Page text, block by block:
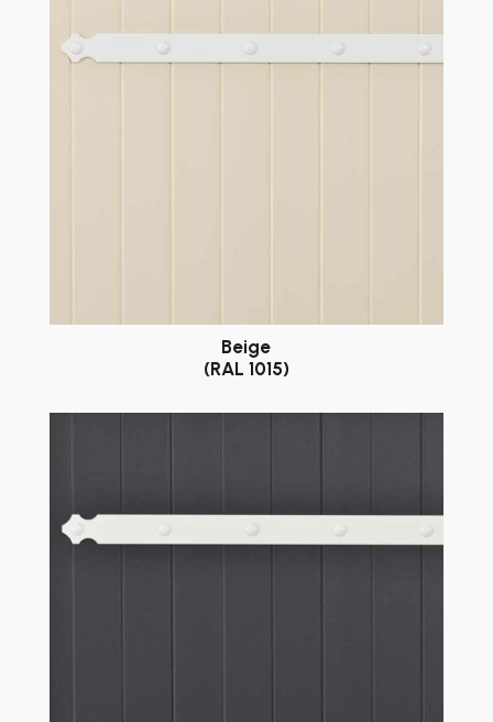
Beige
(RAL 1015)